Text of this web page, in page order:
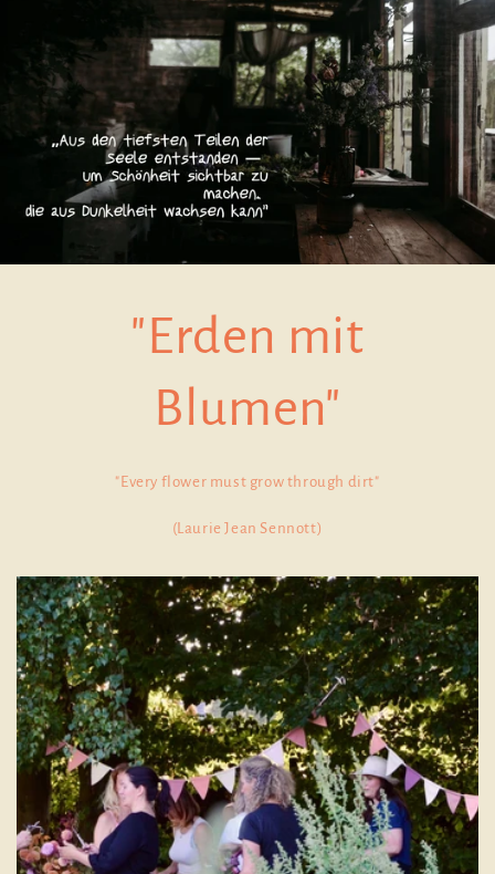
"Erden mit
Blumen"
"Every flower must grow through dirt"
(Laurie Jean Sennott)